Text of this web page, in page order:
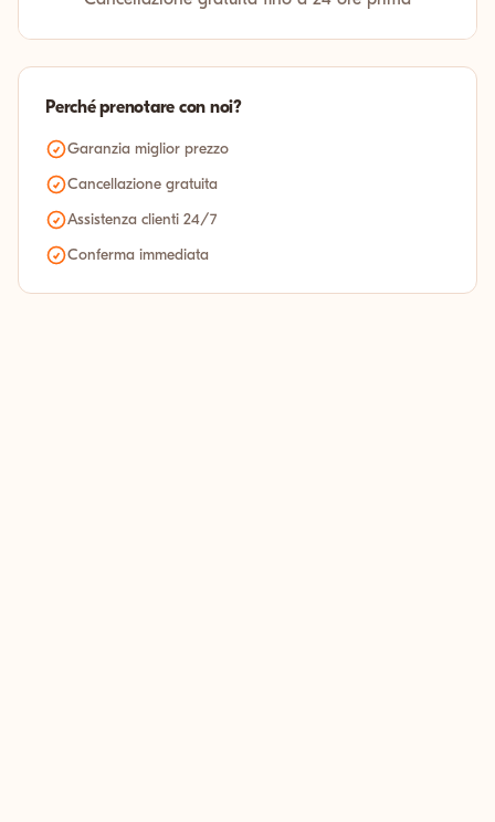
Perché prenotare con noi?
Garanzia miglior prezzo
Cancellazione gratuita
Assistenza clienti 24/7
Conferma immediata